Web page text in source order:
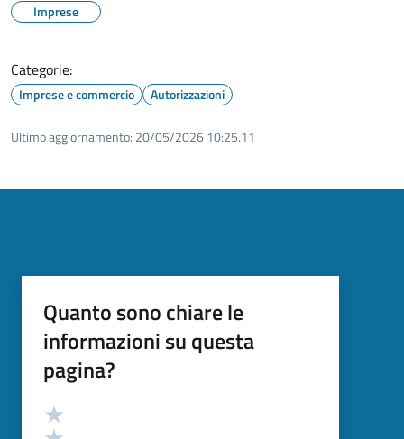
Imprese
Categorie:
Imprese e commercio Autorizzazioni
Ultimo aggiornamento: 20/05/2026 10:25.11
Quanto sono chiare le
informazioni su questa
pagina?
Valutazione